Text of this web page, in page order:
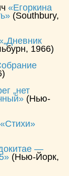
Егоркина
(Southbury,
„Дневник
1966)
„нет
(Нью-
Стихи
—
(Нью-Йорк,